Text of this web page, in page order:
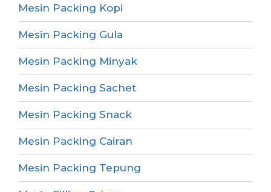
Mesin Packing Kopi
Mesin Packing Gula
Mesin Packing Minyak
Mesin Packing Sachet
Mesin Packing Snack
Mesin Packing Cairan
Mesin Packing Tepung